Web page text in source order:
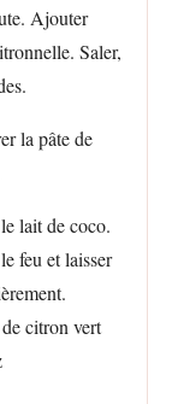
Ajouter
Saler,
la pâte de
lait de coco.
feu et laisser
citron vert